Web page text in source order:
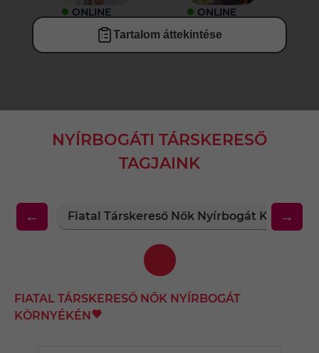
ONLINE ONLINE
Tartalom áttekintése
NYÍRBOGÁTI TÁRSKERESŐ
TAGJAINK
← Fiatal Társkereső Nők Nyírbogát →
FIATAL TÁRSKERESŐ NŐK NYÍRBOGÁT
KÖRNYÉKÉN